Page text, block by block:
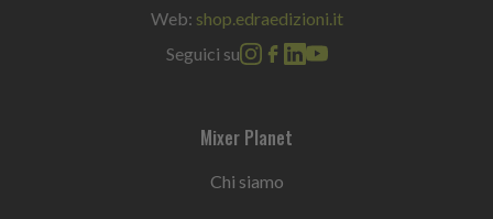
Web: shop.edraedizioni.it
Seguici su
Mixer Planet
Chi siamo